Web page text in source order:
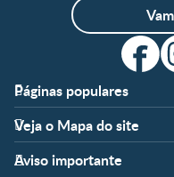
Páginas populares
Apoio
FAQ
Nossos Artigos
Veja o Mapa do site
Fases
Pré-Concepção
Aviso importante